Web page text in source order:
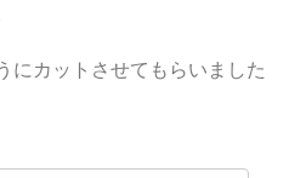
にカットさせてもらいました